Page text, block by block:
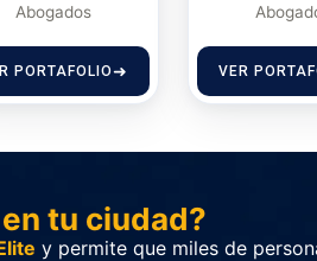
Abogados
PORTAFOLIO VER
tu ciudad?
y permite que miles de